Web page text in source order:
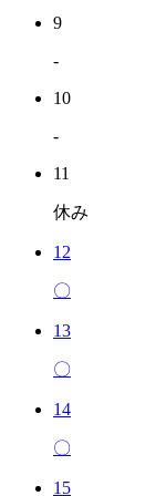
9
-
10
-
11
休み
12
〇
13
〇
14
〇
15